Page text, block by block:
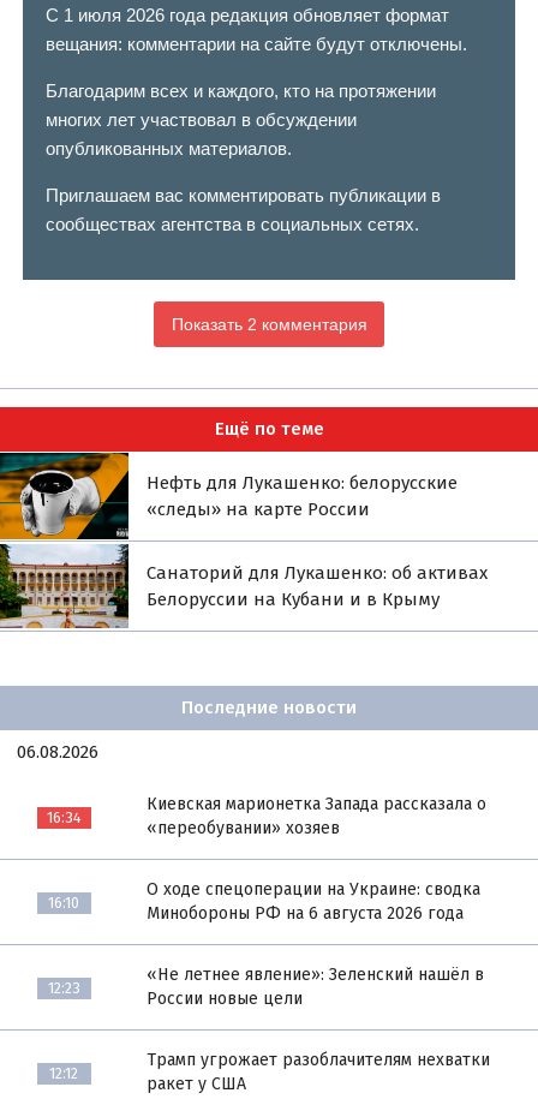
С 1 июля 2026 года редакция обновляет формат
вещания: комментарии на сайте будут отключены.
Благодарим всех и каждого, кто на протяжении
многих лет участвовал в обсуждении
опубликованных материалов.
Приглашаем вас комментировать публикации в
сообществах агентства в социальных сетях.
Показать 2 комментария
Ещё по теме
Нефть для Лукашенко: белорусские
«следы» на карте России
Санаторий для Лукашенко: об активах
Белоруссии на Кубани и в Крыму
Последние новости
06.08.2026
16:34
Киевская марионетка Запада рассказала о
«переобувании» хозяев
16:10
О ходе спецоперации на Украине: сводка
Минобороны РФ на 6 августа 2026 года
12:23
«Не летнее явление»: Зеленский нашёл в
России новые цели
12:12
Трамп угрожает разоблачителям нехватки
ракет у США